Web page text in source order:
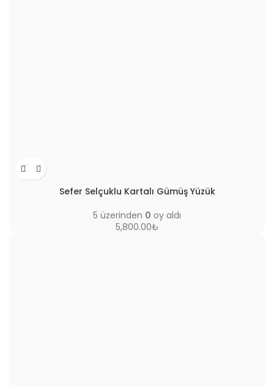
Sefer Selçuklu Kartalı Gümüş Yüzük
5 üzerinden 0 oy aldı
5,800.00₺